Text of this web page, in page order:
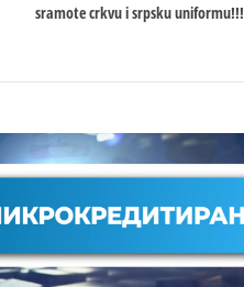
sramote crkvu i srpsku uniformu!!!